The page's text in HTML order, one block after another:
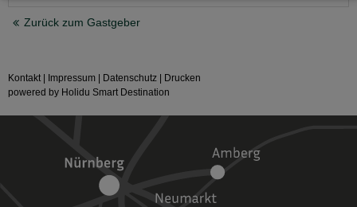
Zurück zum Gastgeber
Kontakt| Impressum Datenschutz
Drucken
powered by Holidu Smart Destination